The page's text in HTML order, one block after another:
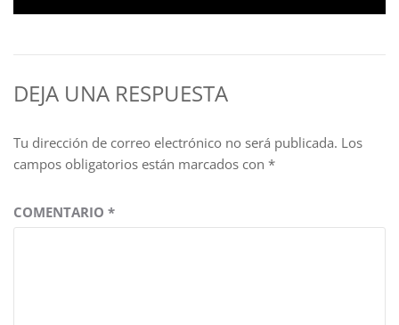
siguiente:
DEJA UNA RESPUESTA
Tu dirección de correo electrónico no será publicada. Los
campos obligatorios están marcados con *
COMENTARIO *